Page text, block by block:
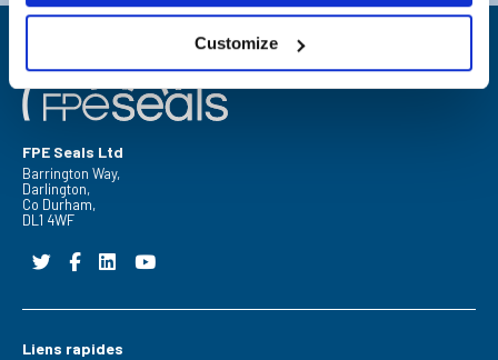
Customize
FPE Seals Ltd
Barrington Way,
Darlington,
Co Durham,
DL1 4WF
Liens rapides